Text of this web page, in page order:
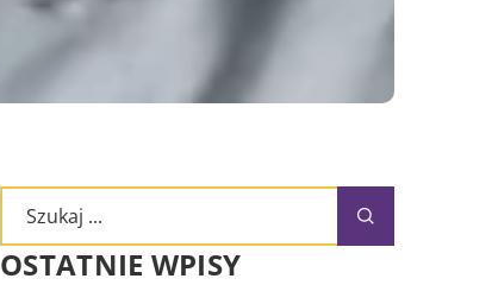
OSTATNIE WPISY